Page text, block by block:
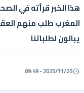
هذا الخبر قرأته في
المغرب طلب منهم
يبالون لطلباتنا
2025/11/25 - 09:49